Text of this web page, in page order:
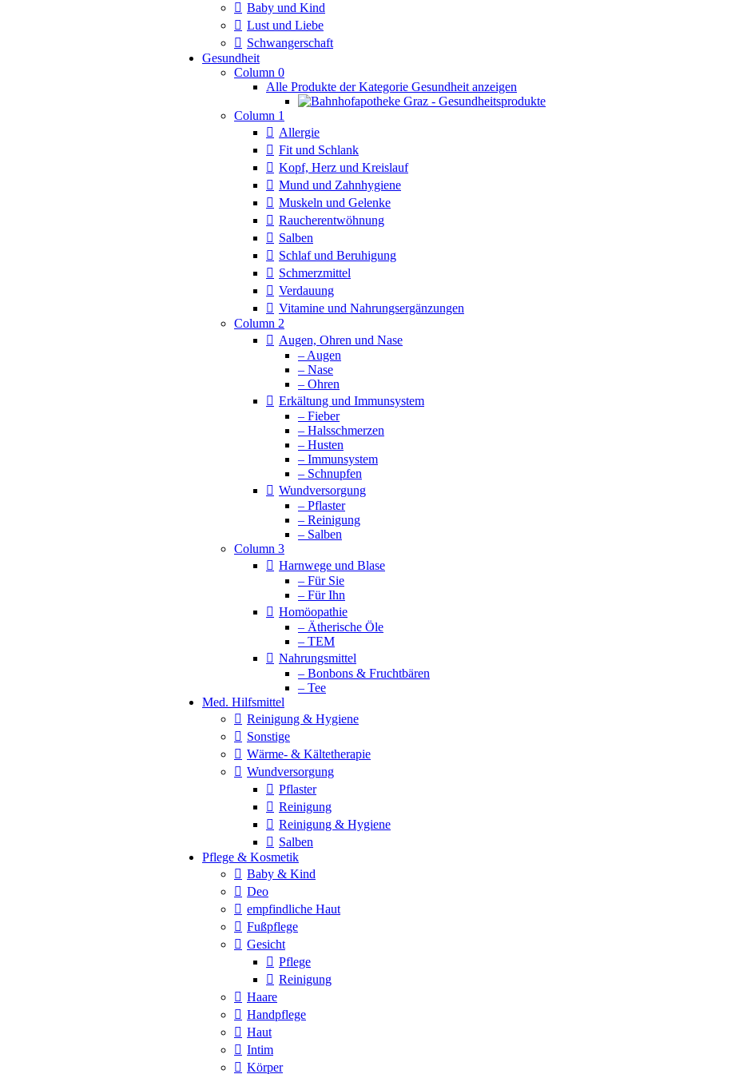
Baby und Kind
Lust und Liebe
Schwangerschaft
Gesundheit
Column 0
Alle Produkte der Kategorie Gesundheit anzeigen
Column 1
Allergie
Fit und Schlank
Kopf, Herz und Kreislauf
Mund und Zahnhygiene
Muskeln und Gelenke
Raucherentwöhnung
Salben
Schlaf und Beruhigung
Schmerzmittel
Verdauung
Vitamine und Nahrungsergänzungen
Column 2
Augen, Ohren und Nase
– Augen
– Nase
– Ohren
Erkältung und Immunsystem
– Fieber
– Halsschmerzen
– Husten
– Immunsystem
– Schnupfen
Wundversorgung
– Pflaster
– Reinigung
– Salben
Column 3
Harnwege und Blase
– Für Sie
– Für Ihn
Homöopathie
– Ätherische Öle
– TEM
Nahrungsmittel
– Bonbons & Fruchtbären
– Tee
Med. Hilfsmittel
Reinigung & Hygiene
Sonstige
Wärme- & Kältetherapie
Wundversorgung
Pflaster
Reinigung
Reinigung & Hygiene
Salben
Pflege & Kosmetik
Baby & Kind
Deo
empfindliche Haut
Fußpflege
Gesicht
Pflege
Reinigung
Haare
Handpflege
Haut
Intim
Körper